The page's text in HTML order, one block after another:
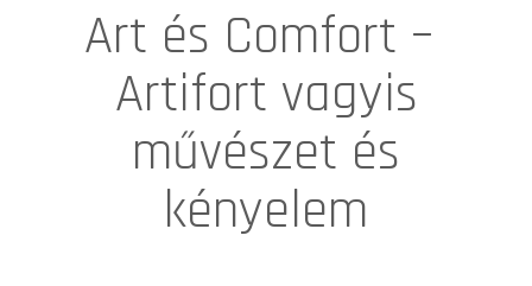
Art és Comfort –
Artifort vagyis
művészet és
kényelem